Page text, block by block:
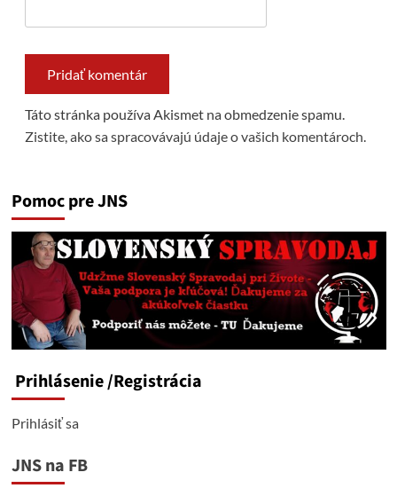
Táto stránka používa Akismet na obmedzenie spamu.
Zistite, ako sa spracovávajú údaje o vašich komentároch.
Pomoc pre JNS
Prihlásenie/Registrácia
Prihlásiť sa
JNS na FB